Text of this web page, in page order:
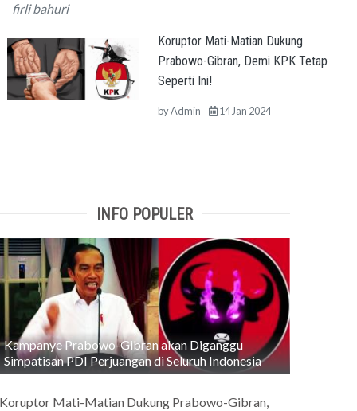
firli bahuri
Koruptor Mati-Matian Dukung
Prabowo-Gibran, Demi KPK Tetap
Seperti Ini!
byAdmin 14 Jan 2024
INFO POPULER
Kampanye Prabowo-Gibran akan Diganggu
Simpatisan PDI Perjuangan di Seluruh Indonesia
Mati-Matian Dukung Prabowo-Gibran,